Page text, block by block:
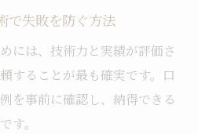
で失敗を防ぐ方法
には、技術力と実績が評価さ
することが最も確実です。口
を事前に確認し、納得できる
す。